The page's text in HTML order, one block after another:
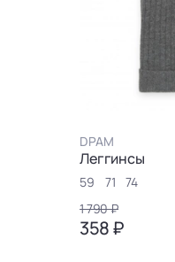
DPAM
Леггинсы
59 71
74
1 790 ₽
358 ₽